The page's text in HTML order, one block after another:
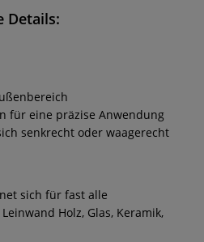
Details:
für eine präzise Anwendung
senkrecht oder waagerecht
sich für fast alle
Holz, Glas, Keramik,